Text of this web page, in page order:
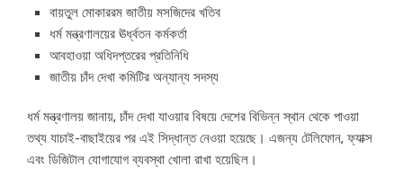
বায়তুল মোকাররম জাতীয় মসজিদের খতিব
ধর্ম মন্ত্রণালয়ের ঊর্ধ্বতন কর্মকর্তা
আবহাওয়া অধিদপ্তরের প্রতিনিধি
জাতীয় চাঁদ দেখা কমিটির অন্যান্য সদস্য
ধর্ম মন্ত্রণালয় জানায়, চাঁদ দেখা যাওয়ার বিষয়ে দেশের বিভিন্ন স্থান থেকে পাওয়া
তথ্য যাচাই-বাছাইয়ের পর এই সিদ্ধান্ত নেওয়া হয়েছে। এজন্য টেলিফোন, ফ্যাক্স
এবং ডিজিটাল যোগাযোগ ব্যবস্থা খোলা রাখা হয়েছিল।